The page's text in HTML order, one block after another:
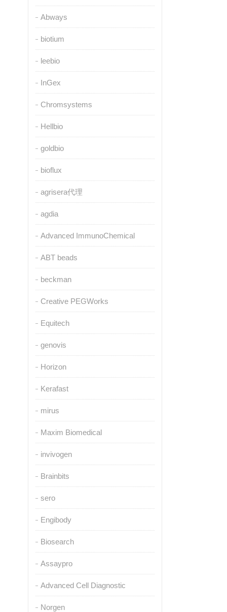
Abways
biotium
leebio
InGex
Chromsystems
Hellbio
goldbio
bioflux
agrisera代理
agdia
Advanced ImmunoChemical
ABT beads
beckman
Creative PEGWorks
Equitech
genovis
Horizon
Kerafast
mirus
Maxim Biomedical
invivogen
Brainbits
sero
Engibody
Biosearch
Assaypro
Advanced Cell Diagnostic
Norgen